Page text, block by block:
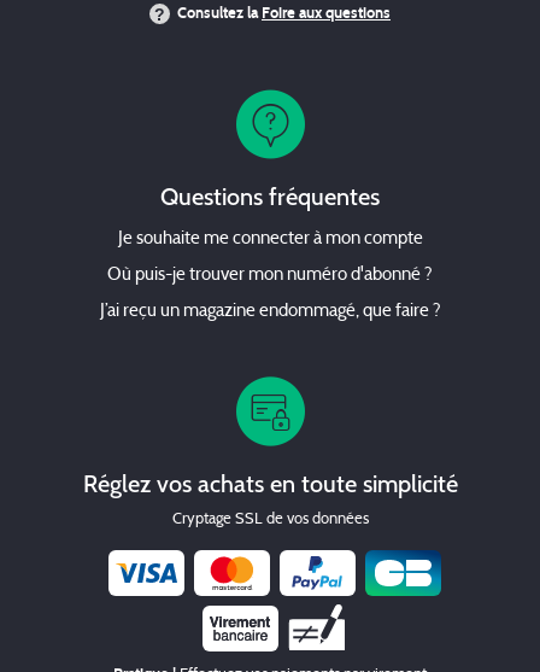
Consultez laFoire aux questions
Questions fréquentes
Je souhaite me connecter à mon compte
Où puis-je trouver mon numéro d'abonné ?
J’ai reçu un magazine endommagé, que faire ?
Réglez vos achats en toute simplicité
Cryptage SSL de vos données
Chèque